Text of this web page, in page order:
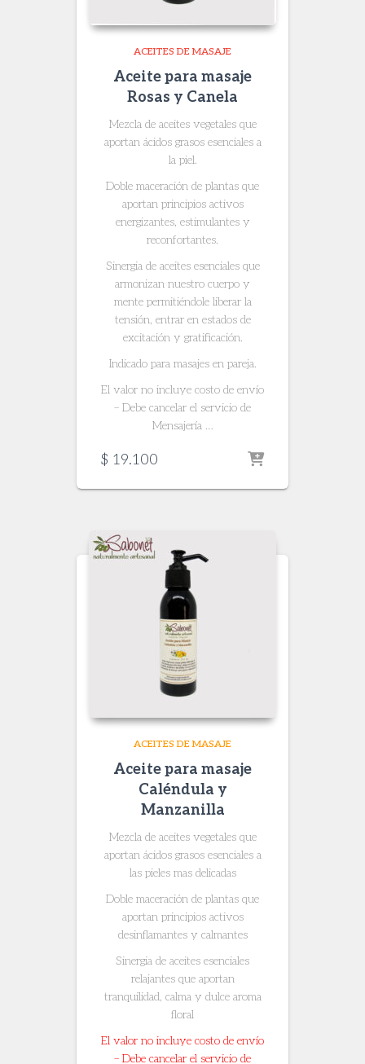
ACEITES DE MASAJE
Aceite para masaje
Rosas y Canela
Mezcla de aceites vegetales que
aportan ácidos grasos esenciales a
la piel.
Doble maceración de plantas que
aportan principios activos
energizantes, estimulantes y
reconfortantes.
Sinergia de aceites esenciales que
armonizan nuestro cuerpo y
mente permitiéndole liberar la
tensión, entrar en estados de
excitación y gratificación.
Indicado para masajes en pareja.
El valor no incluye costo de envío
– Debe cancelar el servicio de
Mensajería …
$ 19.100
ACEITES DE MASAJE
Aceite para masaje
Caléndula y
Manzanilla
Mezcla de aceites vegetales que
aportan ácidos grasos esenciales a
las pieles mas delicadas
Doble maceración de plantas que
aportan principios activos
desinflamantes y calmantes
Sinergia de aceites esenciales
relajantes que aportan
tranquilidad, calma y dulce aroma
floral
El valor no incluye costo de envío
– Debe cancelar el servicio de